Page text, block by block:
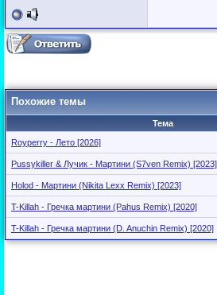
Похожие темы
Тема
Royperry - Лето [2026]
Pussykiller & Лучик - Мартини (S7ven Remix) [2023]
Holod - Мартини (Nikita Lexx Remix) [2023]
T-Killah - Гречка мартини (Pahus Remix) [2020]
T-Killah - Гречка мартини (D. Anuchin Remix) [2020]